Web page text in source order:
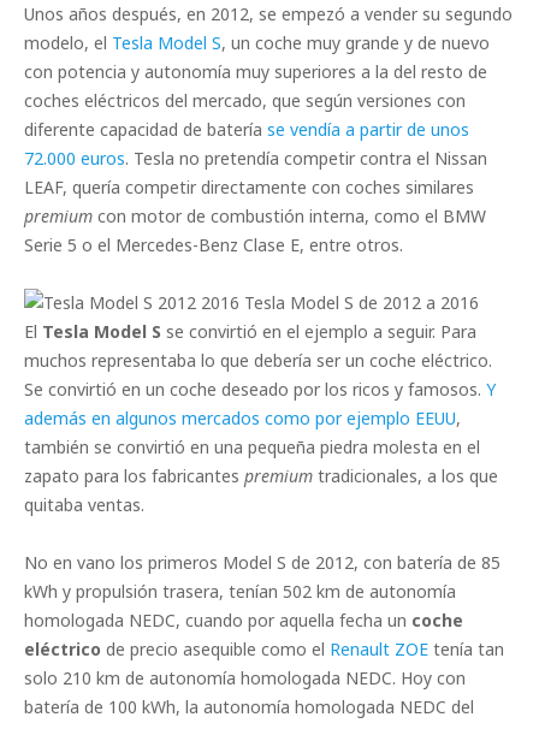
Unos años después, en 2012, se empezó a vender su segundo
modelo, el Tesla Model S, un coche muy grande y de nuevo
con potencia y autonomía muy superiores a la del resto de
coches eléctricos del mercado, que según versiones con
diferente capacidad de batería se vendía a partir de unos
72.000 euros. Tesla no pretendía competir contra el Nissan
LEAF, quería competir directamente con coches similares
premium con motor de combustión interna, como el BMW
Serie 5 o el Mercedes-Benz Clase E, entre otros.
Tesla Model S de 2012 a 2016
El Tesla Model S se convirtió en el ejemplo a seguir. Para
muchos representaba lo que debería ser un coche eléctrico.
Se convirtió en un coche deseado por los ricos y famosos. Y
además en algunos mercados como por ejemplo EEUU,
también se convirtió en una pequeña piedra molesta en el
zapato para los fabricantes premium tradicionales, a los que
quitaba ventas.
No en vano los primeros Model S de 2012, con batería de 85
kWh y propulsión trasera, tenían 502 km de autonomía
homologada NEDC, cuando por aquella fecha un coche
eléctrico de precio asequible como el Renault ZOE tenía tan
solo 210 km de autonomía homologada NEDC. Hoy con
batería de 100 kWh, la autonomía homologada NEDC del